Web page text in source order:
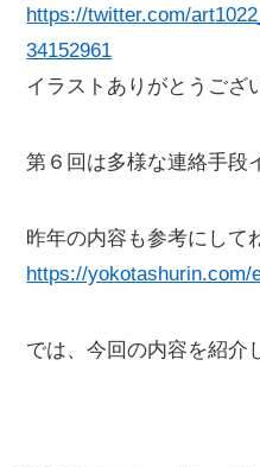
https://twitter.com/
34152961
イラストありがとうござ
第６回は多様な連絡手段
昨年の内容も参考にして
https://yokotashurin.com/
では、今回の内容を紹介